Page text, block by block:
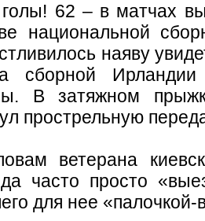
62 – в матчах
национальной
наяву
сборной
В затяжном
прострельную
ветерана
часто просто
для нее